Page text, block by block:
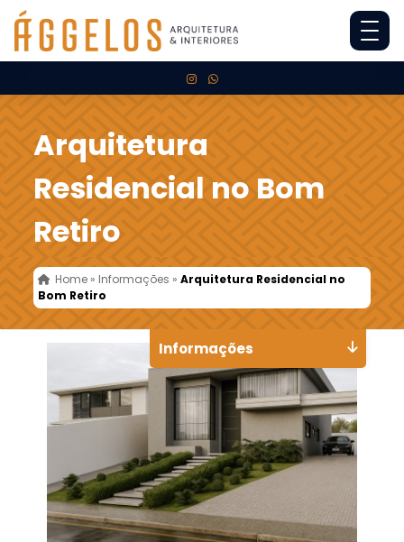
Arquitetura
Residencial no Bom
Retiro
Home » Informações »Arquitetura Residencial no
Bom Retiro
Informações